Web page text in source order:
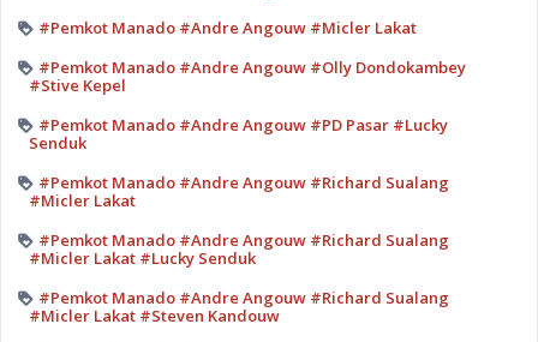
#Pemkot Manado #Andre Angouw #Micler Lakat
#Pemkot Manado #Andre Angouw #Olly Dondokambey
#Stive Kepel
#Pemkot Manado #Andre Angouw #PD Pasar #Lucky
Senduk
#Pemkot Manado #Andre Angouw #Richard Sualang
#Micler Lakat
#Pemkot Manado #Andre Angouw #Richard Sualang
#Micler Lakat #Lucky Senduk
#Pemkot Manado #Andre Angouw #Richard Sualang
#Micler Lakat #Steven Kandouw